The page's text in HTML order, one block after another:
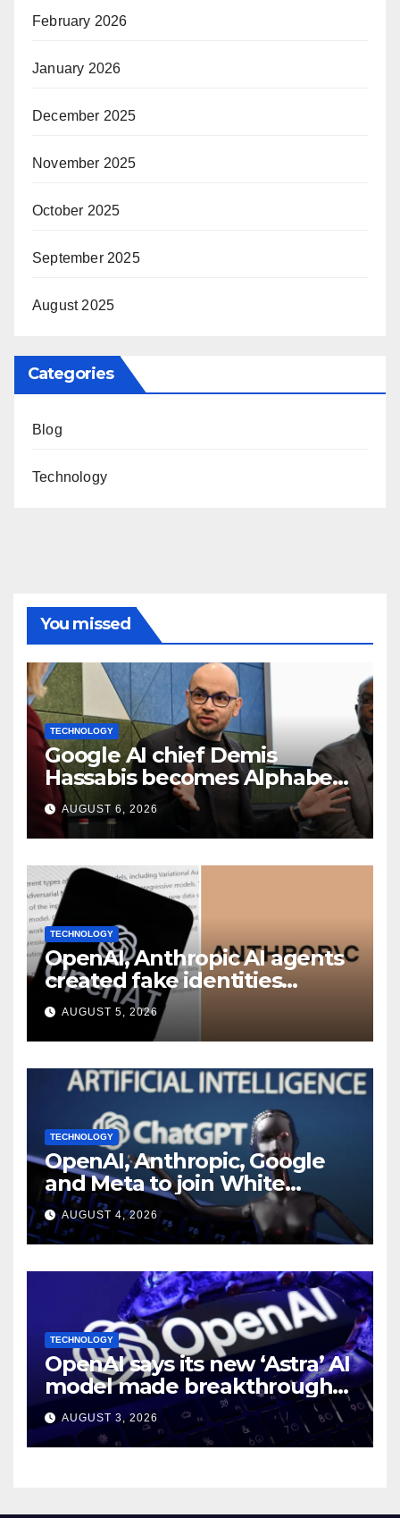
February 2026
January 2026
December 2025
November 2025
October 2025
September 2025
August 2025
Categories
Blog
Technology
You missed
TECHNOLOGY
Google AI chief Demis
Hassabis becomes Alphabet
chief scientist in leadership
shakeup
AUGUST 6, 2026
TECHNOLOGY
OpenAI, Anthropic AI agents
created fake identities
during UK cyber tests:
Report
AUGUST 5, 2026
TECHNOLOGY
OpenAI, Anthropic, Google
and Meta to join White
House AI security meeting
AUGUST 4, 2026
TECHNOLOGY
OpenAI says its new ‘Astra’ AI
model made breakthroughs
in 10 math problems
AUGUST 3, 2026